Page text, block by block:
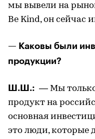
мы вывели на
Be Kind, он сейчас
— Каковы были
продукции?
Ш.Ш.: — Мы
продукт на
основная
это люди, которые